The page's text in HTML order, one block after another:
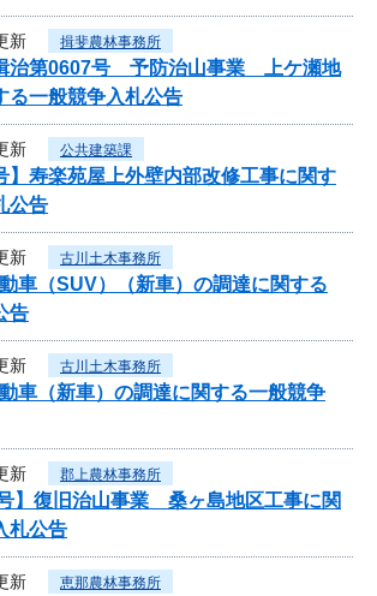
新 揖斐農林事務所
治第0607号 予防治山事業 上ケ瀬地
一般競争入札公告
新 公共建築課
】寿楽苑屋上外壁内部改修工事に関す
公告
新 古川土木事務所
車（SUV）（新車）の調達に関する
告
新 古川土木事務所
車（新車）の調達に関する一般競争
新 郡上農林事務所
】復旧治山事業 桑ヶ島地区工事に関
札公告
新 恵那農林事務所